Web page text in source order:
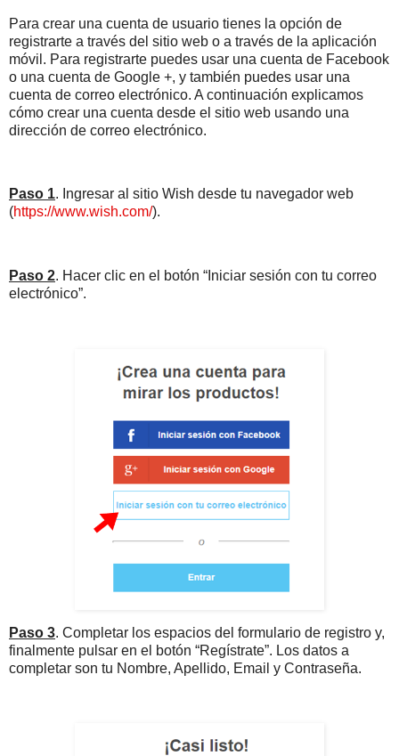
Para crear una cuenta de usuario tienes la opción de
registrarte a través del sitio web o a través de la aplicación
móvil. Para registrarte puedes usar una cuenta de Facebook
o una cuenta de Google +, y también puedes usar una
cuenta de correo electrónico. A continuación explicamos
cómo crear una cuenta desde el sitio web usando una
dirección de correo electrónico.
Paso 1. Ingresar al sitio Wish desde tu navegador web
(https://www.wish.com/).
Paso 2. Hacer clic en el botón “Iniciar sesión con tu correo
electrónico”.
Paso 3. Completar los espacios del formulario de registro y,
finalmente pulsar en el botón “Regístrate”. Los datos a
completar son tu Nombre, Apellido, Email y Contraseña.